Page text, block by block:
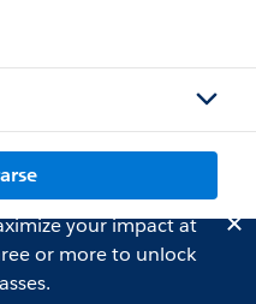
your impact at
or more to unlock